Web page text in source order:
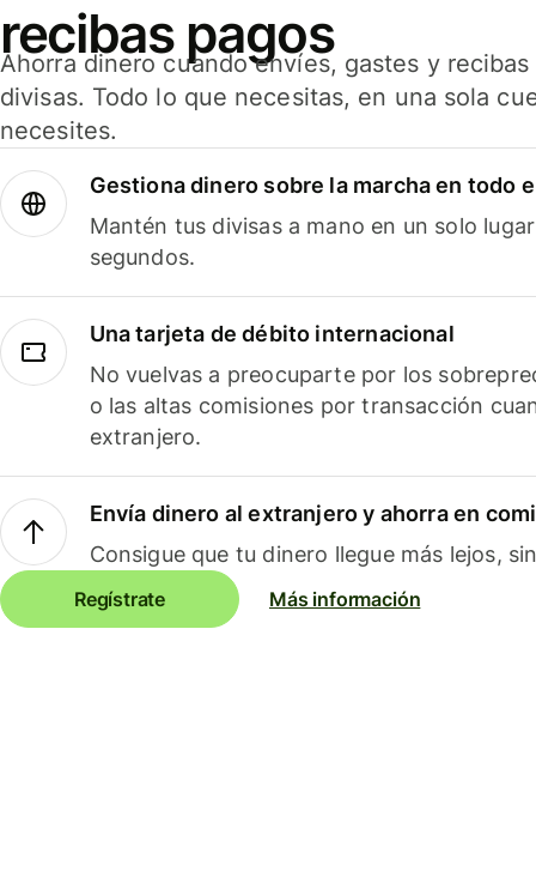
recibas pagos
Ahorra dinero cuando envíes, gastes y
divisas. Todo lo que necesitas, en una sola
necesites.
Gestiona dinero sobre la marcha en todo
Mantén tus divisas a mano en un solo
segundos.
Una tarjeta de débito internacional
No vuelvas a preocuparte por los
o las altas comisiones por transacción
extranjero.
Envía dinero al extranjero y ahorra en
Consigue que tu dinero llegue más lejos,
Regístrate Más información